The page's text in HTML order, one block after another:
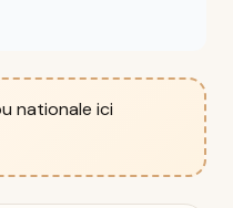
nationale ici